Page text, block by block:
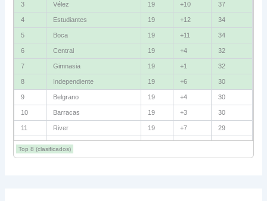
Grupo D
U. Católica
Cruzeiro 11
Boca Jrs.
Barcelona SC
Grupo E
Corinthians
3 Vélez 19 +10 37
4 Estudiantes 19 +12 34
5 Boca 19 +11 34
6 Central 19 +4 32
7 Gimnasia 19 +1 32
8 Independiente 19 +6 30
9 Belgrano 19 +4 30
10 Barracas 19 +3 30
11 River 19 +7 29
12 Talleres 19 +5 29
13 Lanús 19 +2 27
Top 8 (clasificados)